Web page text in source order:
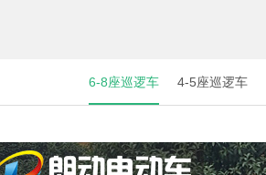
6-8座巡逻车 4-5座巡逻车